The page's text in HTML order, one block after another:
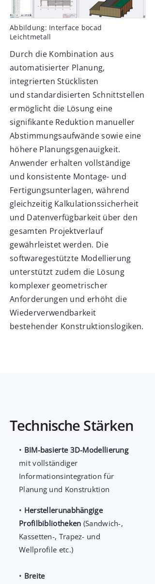
Abbildung: Interface bocad
Leichtmetall
Durch die Kombination aus
automatisierter Planung,
integrierten Stücklisten
und standardisierten Schnittstellen
ermöglicht die Lösung eine
signifikante Reduktion manueller
Abstimmungsaufwände sowie eine
höhere Planungsgenauigkeit.
Anwender erhalten vollständige
und konsistente Montage- und
Fertigungsunterlagen, während
gleichzeitig Kalkulationssicherheit
und Datenverfügbarkeit über den
gesamten Projektverlauf
gewährleistet werden. Die
softwaregestützte Modellierung
unterstützt zudem die Lösung
komplexer geometrischer
Anforderungen und erhöht die
Wiederverwendbarkeit
bestehender Konstruktionslogiken.
Technische Stärken
• BIM-basierte 3D-Modellierung
mit vollständiger
Informationsintegration für
Planung und Konstruktion
• Herstellerunabhängige
Profilbibliotheken (Sandwich-,
Kassetten-, Trapez- und
Wellprofile etc.)
• Breite